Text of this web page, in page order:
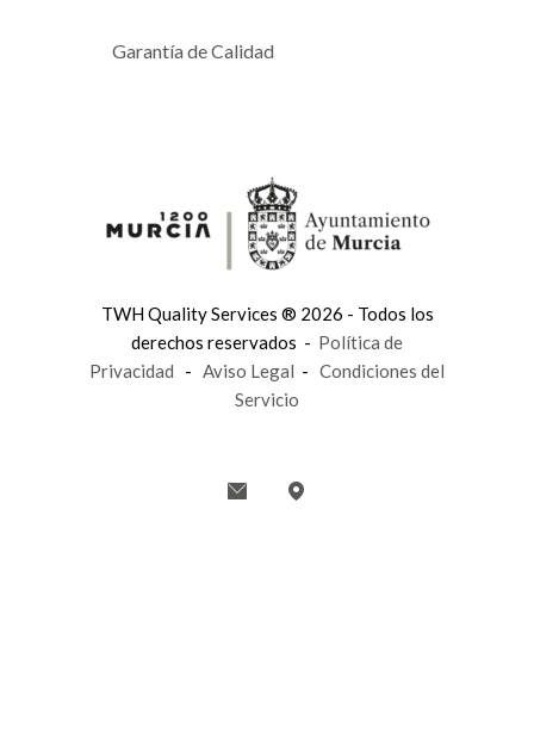
Garantía de Calidad
TWH Quality Services ® 2026 - Todos los
derechos reservados - Política de
Privacidad - Aviso Legal - Condiciones del
Servicio